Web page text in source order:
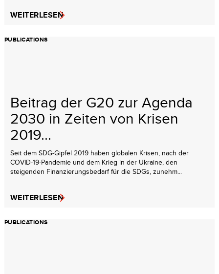
WEITERLESEN
PUBLICATIONS
Beitrag der G20 zur Agenda
2030 in Zeiten von Krisen
2019...
Seit dem SDG-Gipfel 2019 haben globalen Krisen, nach der
COVID-19-Pandemie und dem Krieg in der Ukraine, den
steigenden Finanzierungsbedarf für die SDGs, zunehm...
WEITERLESEN
PUBLICATIONS